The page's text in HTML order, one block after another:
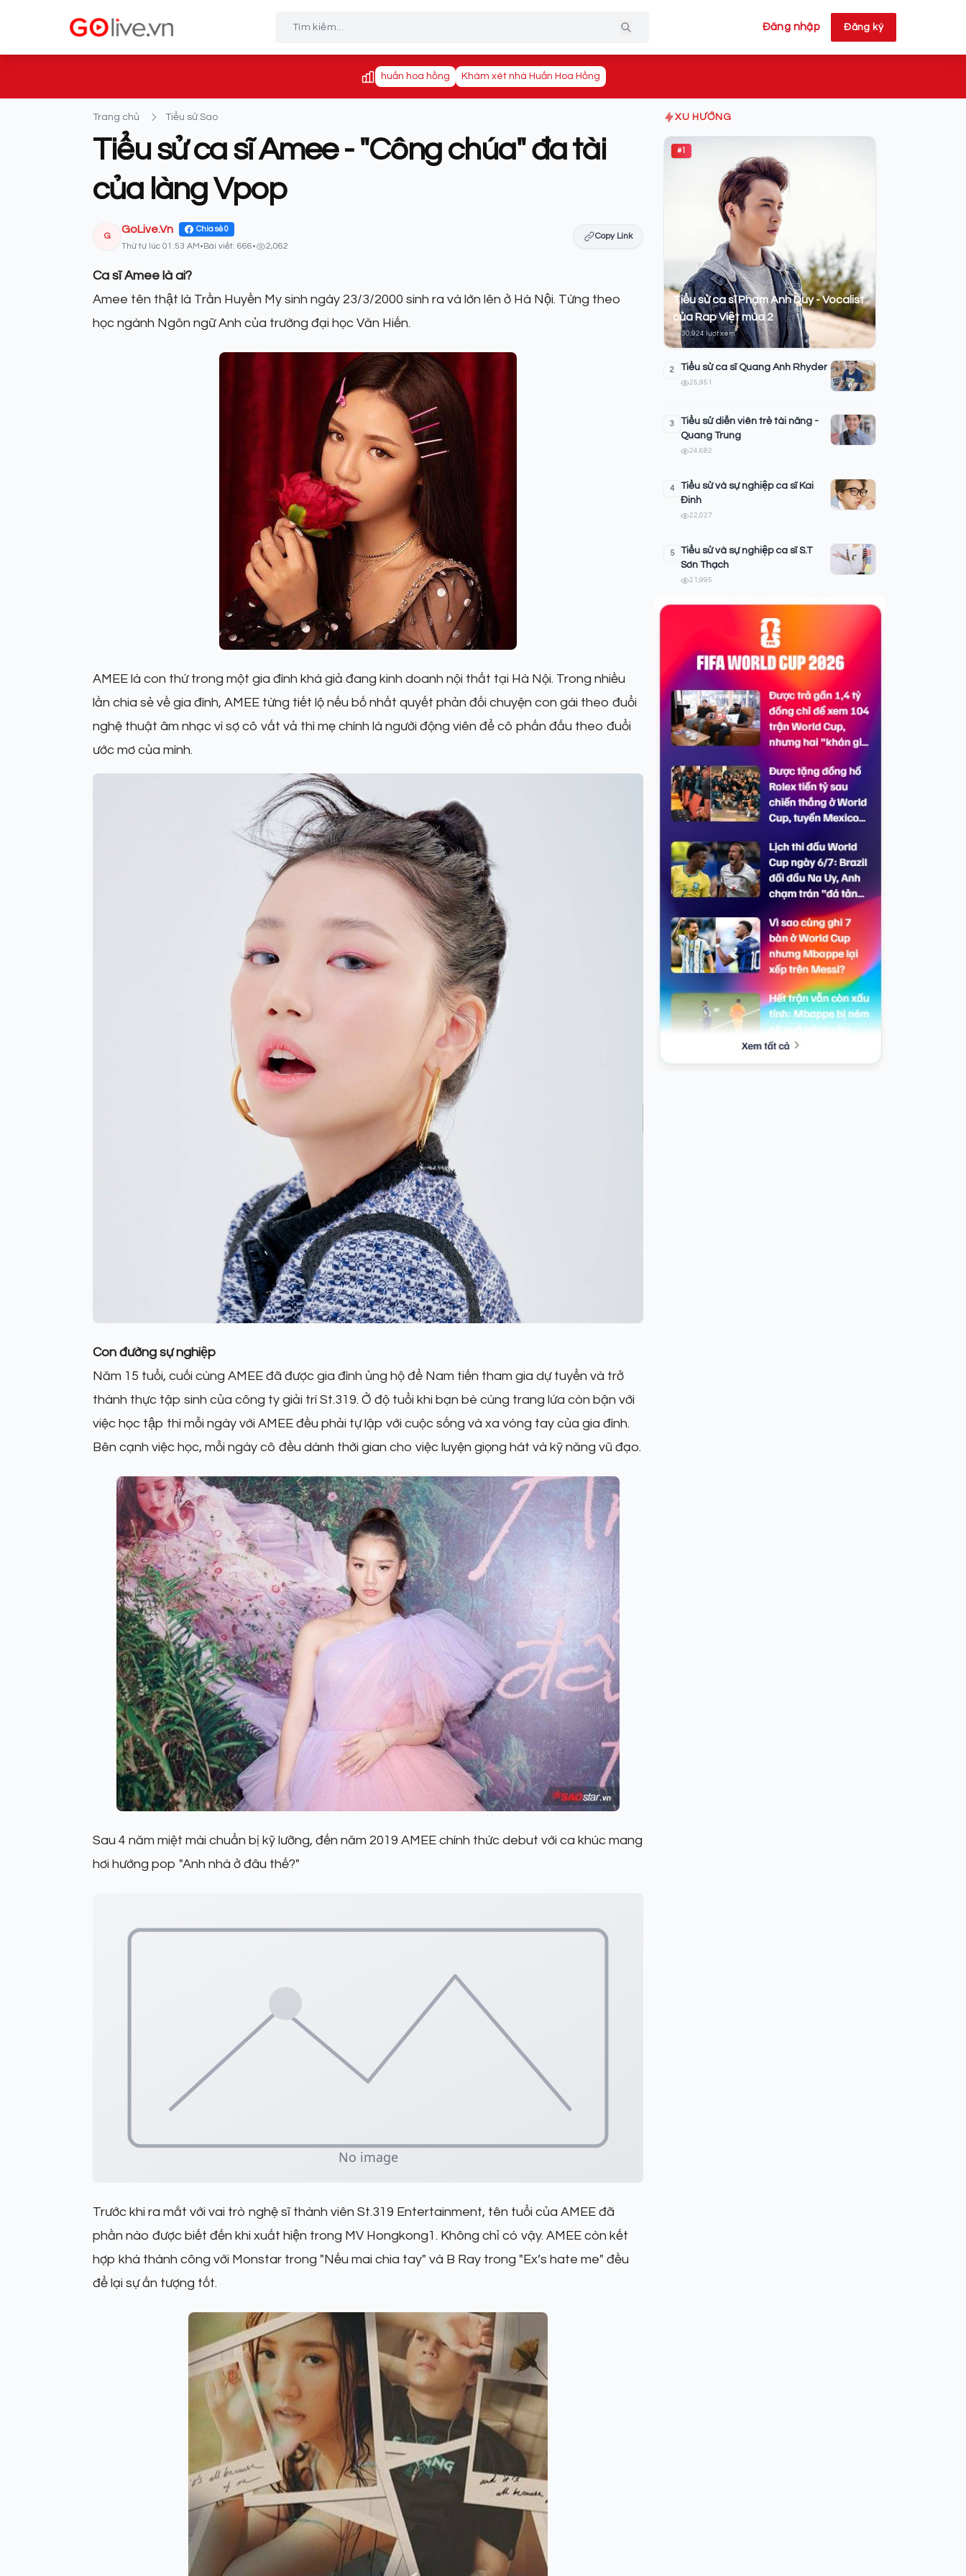
Đăng nhập Đăng ký
huấn hoa hồng Khám xét nhà Huấn Hoa Hồng
Trang chủ Tiểu sử Sao
Tiểu sử ca sĩ Amee - "Công chúa" đa tài
của làng Vpop
G
GoLive.Vn Chia sẻ0
Thứ tư lúc 01:53 AM•Bài viết: 666• 2,062
Copy Link
Ca sĩ Amee là ai?
Amee tên thật là Trần Huyền My sinh ngày 23/3/2000 sinh ra và lớn lên ở Hà Nội. Từng theo
học ngành Ngôn ngữ Anh của trường đại học Văn Hiến.
AMEE là con thứ trong một gia đình khá giả đang kinh doanh nội thất tại Hà Nội. Trong nhiều
lần chia sẻ về gia đình, AMEE từng tiết lộ nếu bố nhất quyết phản đối chuyện con gái theo đuổi
nghệ thuật âm nhạc vì sợ cô vất vả thì mẹ chính là người động viên để cô phấn đấu theo đuổi
ước mơ của mình.
Con đường sự nghiệp
Năm 15 tuổi, cuối cùng AMEE đã được gia đình ủng hộ để Nam tiến tham gia dự tuyển và trở
thành thực tập sinh của công ty giải trí St.319. Ở độ tuổi khi bạn bè cùng trang lứa còn bận với
việc học tập thì mỗi ngày với AMEE đều phải tự lập với cuộc sống và xa vòng tay của gia đình.
Bên cạnh việc học, mỗi ngày cô đều dành thời gian cho việc luyện giọng hát và kỹ năng vũ đạo.
Sau 4 năm miệt mài chuẩn bị kỹ lưỡng, đến năm 2019 AMEE chính thức debut với ca khúc mang
hơi hướng pop "Anh nhà ở đâu thế?"
Trước khi ra mắt với vai trò nghệ sĩ thành viên St.319 Entertainment, tên tuổi của AMEE đã
phần nào được biết đến khi xuất hiện trong MV Hongkong1. Không chỉ có vậy. AMEE còn kết
hợp khá thành công với Monstar trong "Nếu mai chia tay" và B Ray trong "Ex’s hate me" đều
để lại sự ấn tượng tốt.
XU HƯỚNG
#1
Tiểu sử ca sĩ Phạm Anh Duy - Vocalist
của Rap Việt mùa 2
30,924 lượt xem
2 Tiểu sử ca sĩ Quang Anh Rhyder
25,951
3
Tiểu sử diễn viên trẻ tài năng -
Quang Trung
24,682
4
Tiểu sử và sự nghiệp ca sĩ Kai
Đinh
22,027
5
Tiểu sử và sự nghiệp ca sĩ S.T
Sơn Thạch
21,995